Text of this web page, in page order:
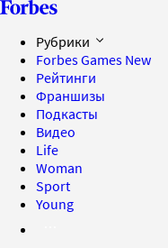
Рубрики
Forbes Games New
Рейтинги
Франшизы
Подкасты
Видео
Life
Woman
Sport
Young